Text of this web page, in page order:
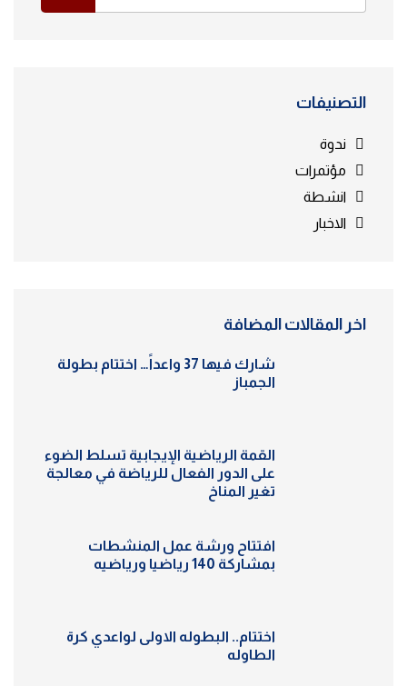
التصنيفات
ندوة
مؤتمرات
انشطة
الاخبار
اخر المقالات المضافة
شارك فيها 37 واعداً… اختتام بطولة
الجمباز
القمة الرياضية الإيجابية تسلط الضوء
على الدور الفعال للرياضة في معالجة
تغير المناخ
افتتاح ورشة عمل المنشطات
بمشاركة 140 رياضيا ورياضيه
اختتام.. البطوله الاولى لواعدي كرة
الطاوله